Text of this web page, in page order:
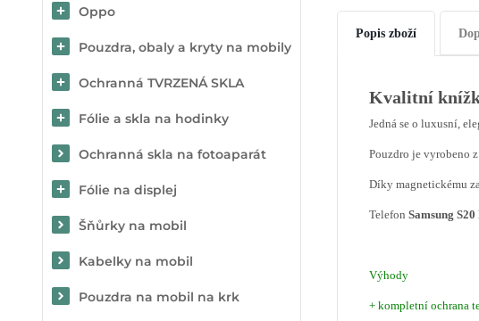
Oppo
Pouzdra, obaly a kryty na mobily
Ochranná TVRZENÁ SKLA
Fólie a skla na hodinky
Ochranná skla na fotoaparát
Fólie na displej
Šňůrky na mobil
Kabelky na mobil
Pouzdra na mobil na krk
Popis zboží
Kvalitní
Jedná se o luxusní,
Pouzdro je vyrobeno
Díky magnetickému
Telefon Samsung S20
Výhody
+ kompletní ochrana